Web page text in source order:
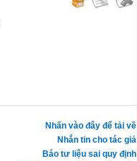
Nhấn vào đây để tải về
Nhắn tin cho tác giả
Báo tư liệu sai quy định